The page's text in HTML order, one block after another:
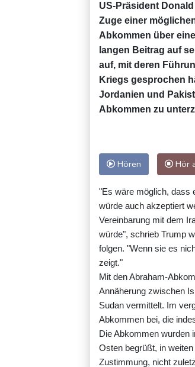
US-Präsident
Zuge einer
Abkommen über
langen Beitrag auf
auf, mit deren
Kriegs gesprochen
Jordanien und
Abkommen zu
Hören Hör
"Es wäre möglich, dass
würde auch akzeptiert
Vereinbarung mit dem
würde", schrieb Trump
folgen. "Wenn sie es
zeigt."
Mit den Abraham-
Annäherung zwischen
Sudan vermittelt. Im
Abkommen bei, die
Die Abkommen wurden
Osten begrüßt, in
Zustimmung, nicht